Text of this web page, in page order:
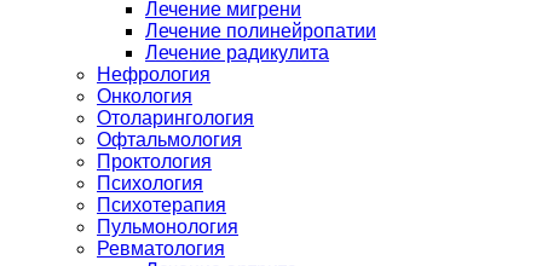
Лечение мигрени
Лечение полинейропатии
Лечение радикулита
Нефрология
Онкология
Отоларингология
Офтальмология
Проктология
Психология
Психотерапия
Пульмонология
Ревматология